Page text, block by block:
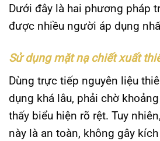
Dưới đây là hai phương pháp
được nhiều người áp dụng
Sử dụng mặt nạ chiết xuất
Dùng trực tiếp nguyên liệu
dụng khá lâu, phải chờ
thấy biểu hiện rõ rệt. Tuy
này là an toàn, không gây